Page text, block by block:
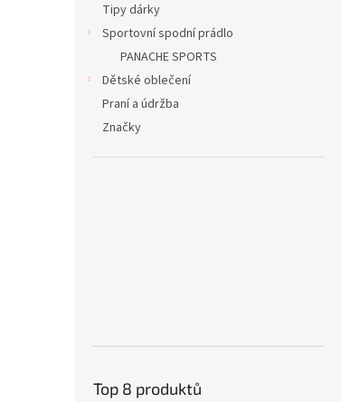
Tipy dárky
Sportovní spodní prádlo
PANACHE SPORTS
Dětské oblečení
Praní a údržba
Značky
Top 8 produktů